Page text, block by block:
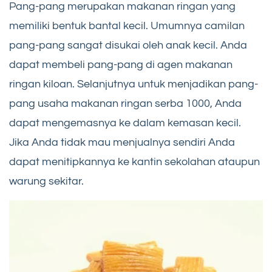
Pang-pang merupakan makanan ringan yang
memiliki bentuk bantal kecil. Umumnya camilan
pang-pang sangat disukai oleh anak kecil. Anda
dapat membeli pang-pang di agen makanan
ringan kiloan. Selanjutnya untuk menjadikan pang-
pang usaha makanan ringan serba 1000, Anda
dapat mengemasnya ke dalam kemasan kecil.
Jika Anda tidak mau menjualnya sendiri Anda
dapat menitipkannya ke kantin sekolahan ataupun
warung sekitar.